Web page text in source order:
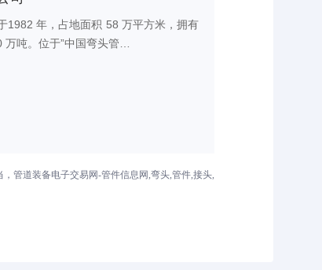
1982 年，占地面积 58 万平方米，拥有
吨。位于”中国弯头管…
管道装备电子交易网-管件信息网,弯头,管件,接头,